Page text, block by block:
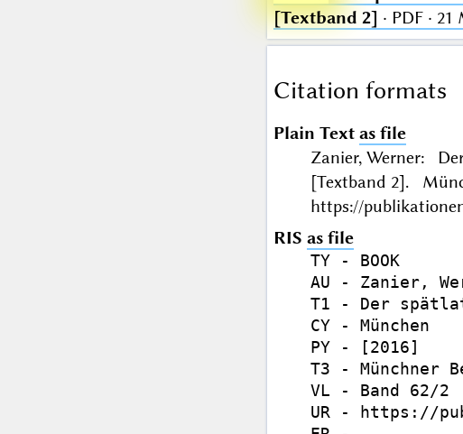
[Textband 2] · PDF · 21
Citation formats
Plain Text as file
Zanier, Werner:
[Textband 2].
https://
RIS as file
TY - BOOK
AU - Zanier,
T1 - Der
CY - München
PY - [2016]
T3 - Münchner
VL - Band 62/2
UR - https://